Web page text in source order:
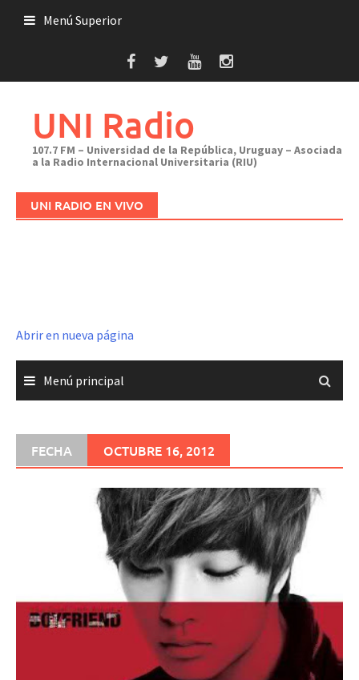
Menú Superior
UNI Radio
107.7 FM – Universidad de la República, Uruguay – Asociada
a la Radio Internacional Universitaria (RIU)
UNI RADIO EN VIVO
Abrir en nueva página
Menú principal
FECHA OCTUBRE 16, 2012